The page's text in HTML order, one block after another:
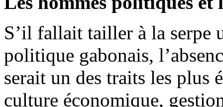
S’il fallait tailler à la serpe
politique gabonais,
serait un des traits les plus
culture économique,